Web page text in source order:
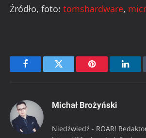
Źródło, foto: tomshardware,
FacebookTwitter Pinterest
Michał Brożyński
Niedźwiedź - ROAR!